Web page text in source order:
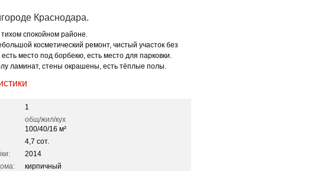
Краснодара.
спокойном районе.
косметический ремонт, чистый участок без
место под борбекю, есть место для парковки.
ламинат, стены окрашены, есть тёплые полы.
1
общ/жил/кух
100/40/16 м²
4,7 сот.
2014
кирпичный